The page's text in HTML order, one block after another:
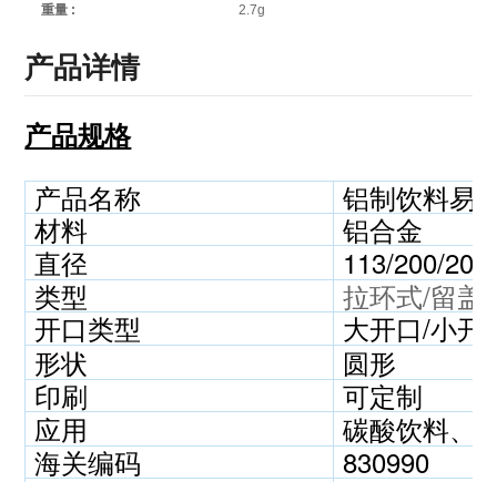
重量 : 2.7g
产品详情
产品规格
产品名称
铝制饮料易
材料
铝合金
直径
113/200/
类型
拉环式/留盖
开口类型
大开口/小开
形状
圆形
印刷
可定制
应用
碳酸饮料、
海关编码
830990